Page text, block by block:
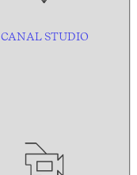
CANAL STUDIO